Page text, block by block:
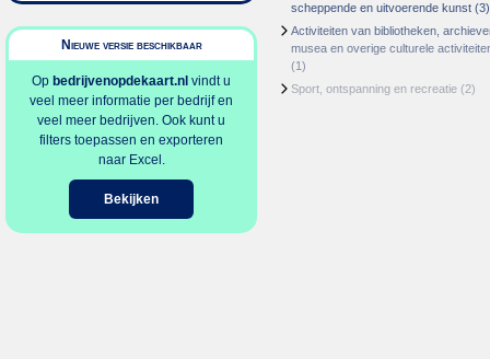
Nieuwe versie beschikbaar
Op bedrijvenopdekaart.nl vindt u
veel meer informatie per bedrijf en
veel meer bedrijven. Ook kunt u
filters toepassen en exporteren
naar Excel.
Bekijken
scheppende en uitvoerende kunst (3)
Activiteiten van bibliotheken,
musea en overige culturele
(1)
Sport, ontspanning en recreatie (2)